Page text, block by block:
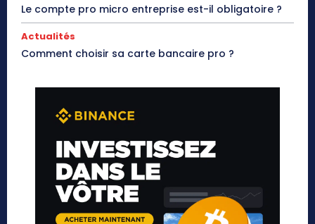
Le compte pro micro entreprise est-il obligatoire ?
Actualités
Comment choisir sa carte bancaire pro ?